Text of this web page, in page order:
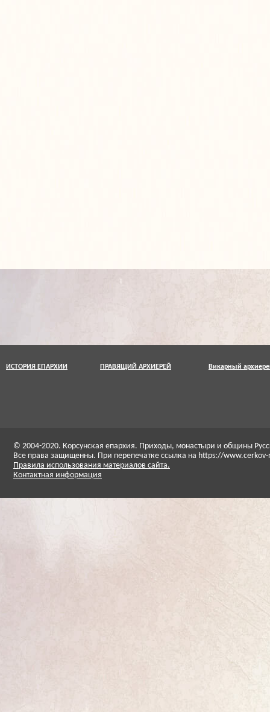
ИСТОРИЯ ЕПАРХИИ ПРАВЯЩИЙ АРХИЕРЕЙ Викарный
© 2004-2020. Корсунская епархия. Приходы, монастыри и общины
Все права защищенны. При перепечатке ссылка на https://www.cerkov-
Правила использования материалов сайта.
Контактная информация